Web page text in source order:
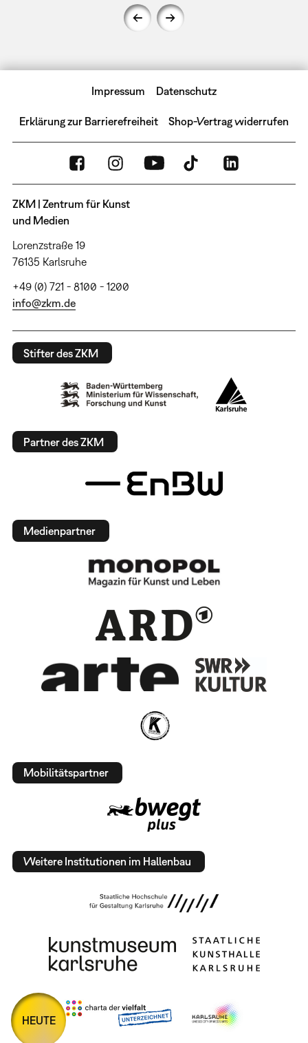
Impressum Datenschutz
Erklärung zur Barrierefreiheit Shop-Vertrag widerrufen
ZKM | Zentrum für Kunst
und Medien
Lorenzstraße 19
76135 Karlsruhe
+49 (0) 721 - 8100 - 1200
info@zkm.de
Stifter des ZKM
Partner des ZKM
Medienpartner
Mobilitätspartner
Weitere Institutionen im Hallenbau
HEUTE